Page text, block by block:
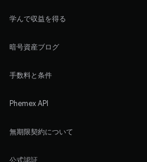
学んで収益を得る
暗号資産ブログ
手数料と条件
Phemex API
無期限契約について
公式認証